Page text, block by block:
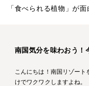
「食べられる植物」が
南国気分を味わおう！
こんにちは！南国リゾー
けでワクワクしますよね。